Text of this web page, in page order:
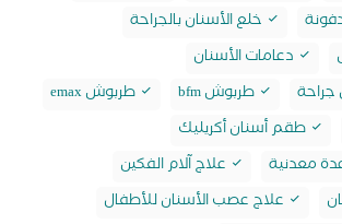
خلع الأسنان بالجراحة
دعامات الأسنان
جراحة
طربوش bfm
طربوش emax
طقم أسنان أكريليك
معدنية
علاج آلام الفكين
علاج عصب الأسنان للأطفال